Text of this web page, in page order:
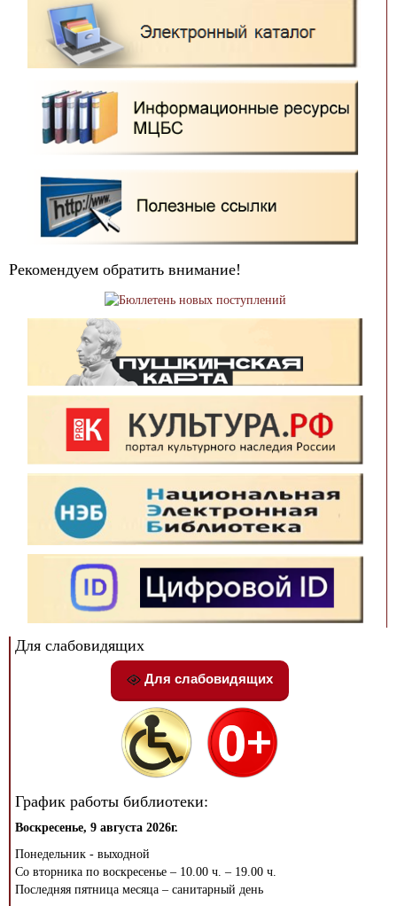
Рекомендуем обратить внимание!
Для слабовидящих
Для слабовидящих
График работы библиотеки:
Воскресенье, 9 августа 2026г.
Понедельник - выходной
Со вторника по воскресенье – 10.00 ч. – 19.00 ч.
Последняя пятница месяца – санитарный день